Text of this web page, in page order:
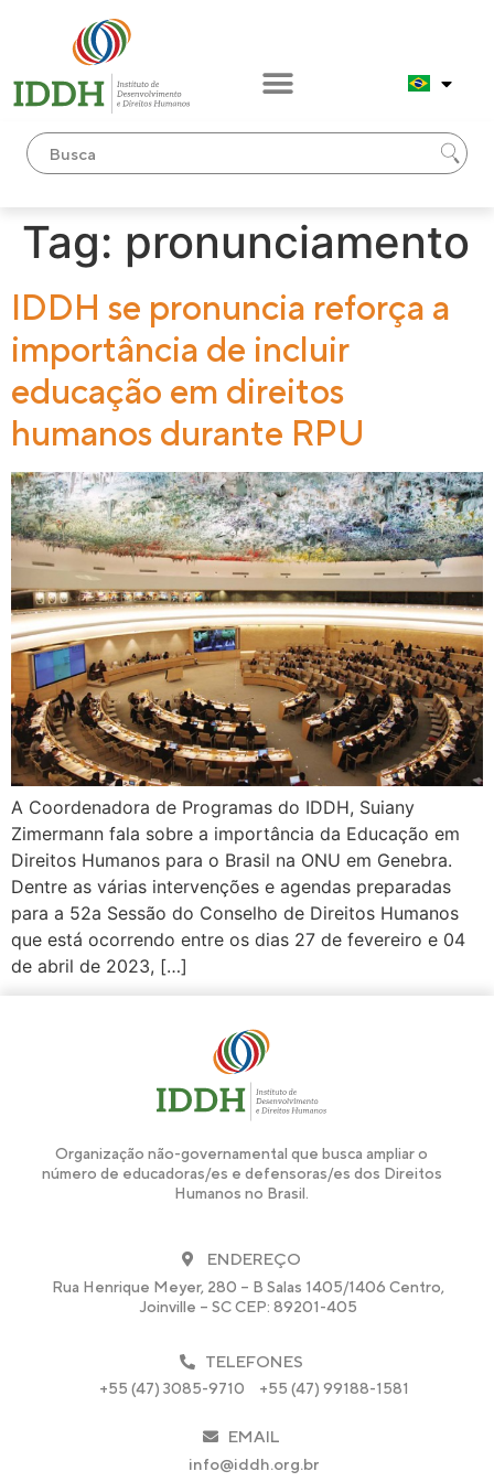
Tag: pronunciamento
IDDH se pronuncia reforça a
importância de incluir
educação em direitos
humanos durante RPU
A Coordenadora de Programas do IDDH, Suiany
Zimermann fala sobre a importância da Educação em
Direitos Humanos para o Brasil na ONU em Genebra.
Dentre as várias intervenções e agendas preparadas
para a 52a Sessão do Conselho de Direitos Humanos
que está ocorrendo entre os dias 27 de fevereiro e 04
de abril de 2023, […]
Organização não-governamental que busca ampliar o
número de educadoras/es e defensoras/es dos Direitos
Humanos no Brasil.
ENDEREÇO
Rua Henrique Meyer, 280 – B Salas 1405/1406 Centro,
Joinville – SC CEP: 89201-405
TELEFONES
+55 (47) 3085-9710 +55 (47) 99188-1581
EMAIL
info@iddh.org.br